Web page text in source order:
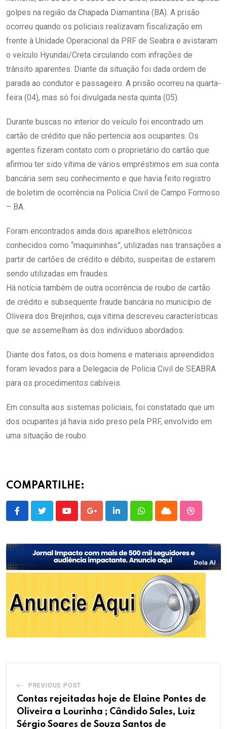
golpes na região da Chapada Diamantina (BA). A prisão
ocorreu quando os policiais realizavam fiscalização em
frente à Unidade Operacional da PRF de Seabra e avistaram
o veículo Hyundai/Creta circulando com infrações de
trânsito aparentes. Diante da situação foi dada ordem de
parada ao condutor e passageiro. A prisão ocorreu na quarta-
feira (04), mas só foi divulgada nesta quinta (05).
Durante buscas no interior do veículo foi encontrado um
cartão de crédito que não pertencia aos ocupantes. Os
agentes fizeram contato com o proprietário do cartão que
afirmou ter sido vítima de vários empréstimos em sua conta
bancária sem seu conhecimento e que havia feito registro
de boletim de ocorrência na Polícia Civil de Campo Formoso
– BA.
Foram encontrados ainda dois aparelhos eletrônicos
conhecidos como “maquininhas”, utilizadas nas transações a
partir de cartões de crédito e débito, suspeitas de estarem
sendo utilizadas em fraudes.
Há notícia também de outra ocorrência de roubo de cartão
de crédito e subsequente fraude bancária no município de
Oliveira dos Brejinhos, cuja vítima descreveu características
que se assemelham às dos indivíduos abordados.
Diante dos fatos, os dois homens e materiais apreendidos
foram levados para a Delegacia de Polícia Civil de SEABRA
para os procedimentos cabíveis.
Em consulta aos sistemas policiais, foi constatado que um
dos ocupantes já havia sido preso pela PRF, envolvido em
uma situação de roubo.
COMPARTILHE:
YoutubeGoogle+LinkedInWhatsappCloud
PREVIOUS POST
Contas rejeitadas hoje de Elaine Pontes de
Oliveira a Lourinha ; Cândido Sales, Luiz
Sérgio Soares de Souza Santos de